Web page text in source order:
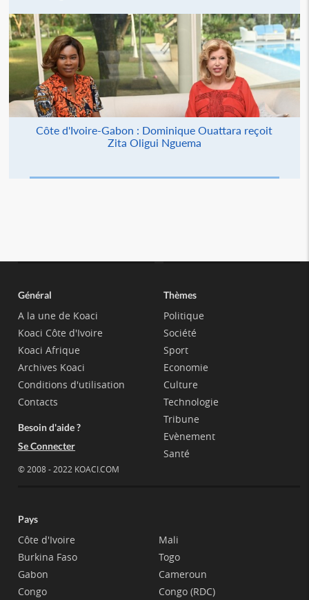
Côte d'Ivoire-Gabon : Dominique Ouattara reçoit
Zita Oligui Nguema
Général
A la une de Koaci
Koaci Côte d'Ivoire
Koaci Afrique
Archives Koaci
Conditions d'utilisation
Contacts
Besoin d'aide ?
Se Connecter
© 2008 - 2022 KOACI.COM
Thèmes
Politique
Société
Sport
Economie
Culture
Technologie
Tribune
Evènement
Santé
Pays
Côte d'Ivoire
Burkina Faso
Gabon
Congo
Mali
Togo
Cameroun
Congo (RDC)